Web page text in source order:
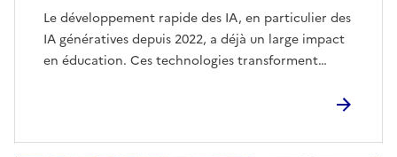
Le développement rapide des IA, en particulier des
IA génératives depuis 2022, a déjà un large impact
en éducation. Ces technologies transforment…